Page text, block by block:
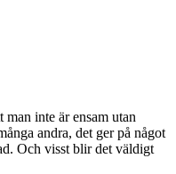
inte är ensam utan
andra, det ger på något
Och visst blir det väldigt